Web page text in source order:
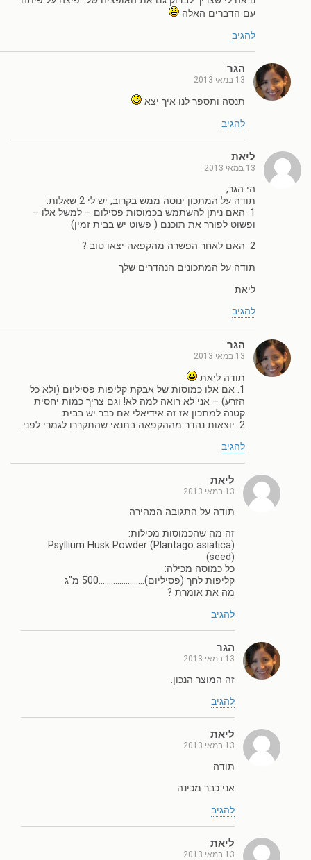
עם הדברים האלה
להגיב
הגר
13 במאי 2013
תנסה ותספר לנו איך יצא
להגיב
ליאת
13 במאי 2013
הי הגר,
תודה על המתכון ינוסה ממש בקרוב, יש לי 2 שאלות:
1. האם ניתן להשתמש בכמוסות פסילום – למשל אלו –
ופשוט לפורר את תוכנם ( פשוט יש בבית זמין)
2. האם לאחר הפשרה מהקפאה יצאו טוב ?
תודה על המתכונים הנהדרים שלך
ליאת
להגיב
הגר
13 במאי 2013
תודה ליאת
1. אם אלו כמוסות של אבקת קליפות פסיליום (ולא כל
הזרע) – אני לא רואה למה לא! וגם צריך כמות יחסית
קטנה למתכון אז זה אידיאלי אם כבר יש בבית.
2. יוצאות נהדר מההקפאה בתנאי שהתקררו לגמרי לפני.
להגיב
ליאת
13 במאי 2013
תודה על התגובה המהירה
זה מה שהכמוסות מכילות:
Psyllium Husk Powder (Plantago asiatica)
(seed)
כל כמוסה מכילה:
קליפות לחך (פסיליום)………………….500 מ"ג
מה את אומרת ?
להגיב
הגר
13 במאי 2013
זה המוצר הנכון.
להגיב
ליאת
13 במאי 2013
תודה
אני כבר מכינה
להגיב
ליאת
13 במאי 2013